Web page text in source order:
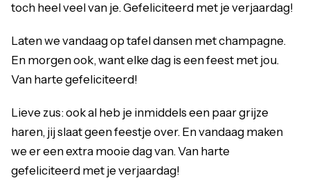
toch heel veel van je. Gefeliciteerd met je verjaardag!
Laten we vandaag op tafel dansen met champagne.
En morgen ook, want elke dag is een feest met jou.
Van harte gefeliciteerd!
Lieve zus: ook al heb je inmiddels een paar grijze
haren, jij slaat geen feestje over. En vandaag maken
we er een extra mooie dag van. Van harte
gefeliciteerd met je verjaardag!